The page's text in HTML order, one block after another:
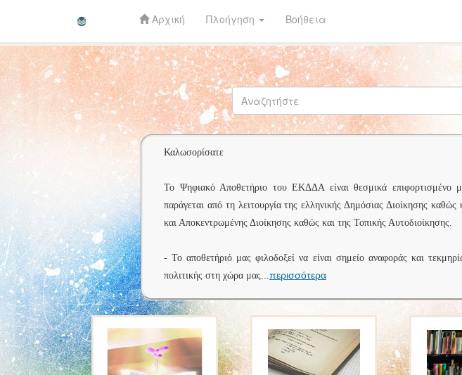
Skip
navigation
Αρχική Πλοήγηση Βοήθεια
Καλωσορίσατε
Το Ψηφιακό Αποθετήριο του ΕΚΔΔΑ είναι θεσμικά επιφορτισμένο
παράγεται από τη λειτουργία της ελληνικής Δημόσιας Διοίκησης
και Αποκεντρωμένης Διοίκησης καθώς και της Τοπικής Αυτοδιοίκησης.
- Το αποθετήριό μας φιλοδοξεί να είναι σημείο αναφοράς και
πολιτικής στη χώρα μας...περισσότερα